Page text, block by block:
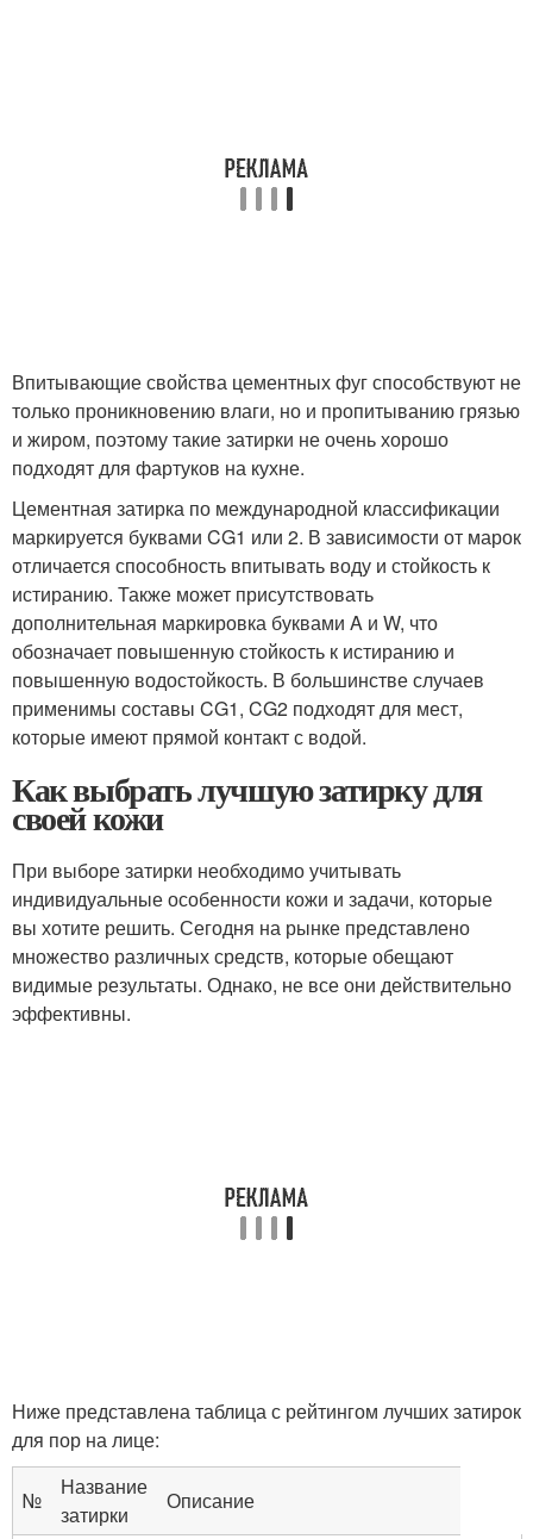
Впитывающие свойства цементных фуг способствуют не
только проникновению влаги, но и пропитыванию грязью
и жиром, поэтому такие затирки не очень хорошо
подходят для фартуков на кухне.
Цементная затирка по международной классификации
маркируется буквами CG1 или 2. В зависимости от марок
отличается способность впитывать воду и стойкость к
истиранию. Также может присутствовать
дополнительная маркировка буквами A и W, что
обозначает повышенную стойкость к истиранию и
повышенную водостойкость. В большинстве случаев
применимы составы CG1, CG2 подходят для мест,
которые имеют прямой контакт с водой.
Как выбрать лучшую затирку для
своей кожи
При выборе затирки необходимо учитывать
индивидуальные особенности кожи и задачи, которые
вы хотите решить. Сегодня на рынке представлено
множество различных средств, которые обещают
видимые результаты. Однако, не все они действительно
эффективны.
Ниже представлена таблица с рейтингом лучших затирок
для пор на лице:
№
Название
затирки
Описание